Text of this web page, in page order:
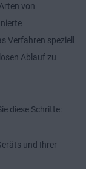
von
Verfahren speziell
Ablauf zu
diese Schritte:
und Ihrer